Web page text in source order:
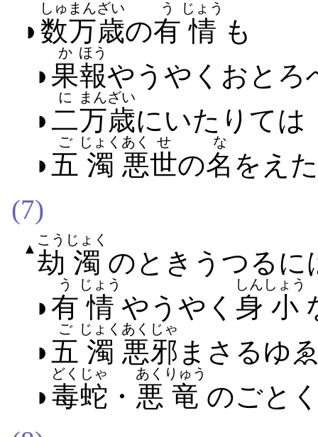
◗ 数万
しゅまん
歳
ざい
の有
う
情
じょう
も
◗ 果
か
報
ほう
やうやく​おとろ
◗ 二
に
万
まん
歳
ざい
に​いたり​ては
◗ 五
ご
濁
じょく
悪
あく
世
せ
の名
な
を​え​
(7)
▲ 劫
こう
濁
じょく
の​とき​うつる​に
◗有
う
情
じょう
やうやく 身
しん
小
しょう
◗ 五
ご
濁
じょく
悪邪
あくじゃ
まさる​ゆ
◗ 毒蛇
どくじゃ
・ 悪
あく
竜
りゅう
の​ごと